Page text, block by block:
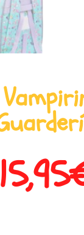
15,95